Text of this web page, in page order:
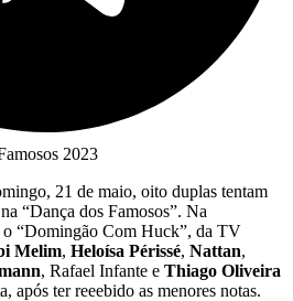
21 de maio, oito duplas tentam
“Dança dos Famosos”. Na
“Domingão Com Huck”, da TV
Melim, Heloísa Périssé, Nattan,
, Rafael Infante e Thiago Oliveira
após ter reeebido as menores notas.